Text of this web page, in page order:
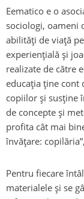
Eematico e o
sociologi, oameni
abilități de viață
experiențială și
realizate de către
educația ține
copiilor și susține
de concepte și
profita cât mai
învățare:
Pentru fiecare
materialele și se